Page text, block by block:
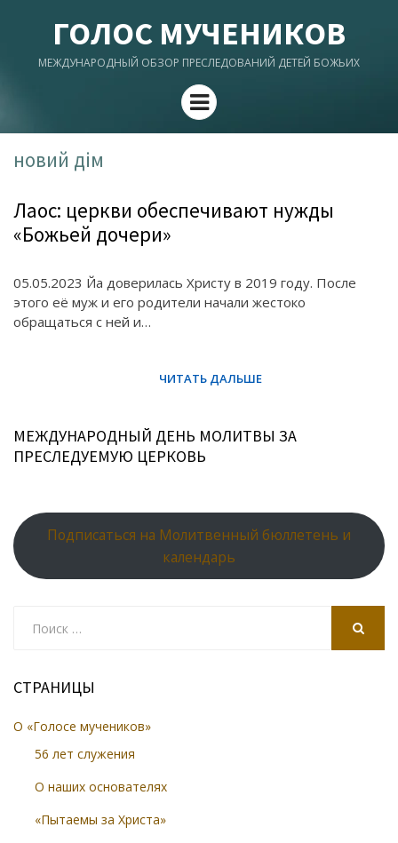
ГОЛОС МУЧЕНИКОВ
МЕЖДУНАРОДНЫЙ ОБЗОР ПРЕСЛЕДОВАНИЙ ДЕТЕЙ БОЖЬИХ
Menu
новий дім
Лаос: церкви обеспечивают нужды
«Божьей дочери»
05.05.2023 Йа доверилась Христу в 2019 году. После
этого её муж и его родители начали жестоко
обращаться с ней и…
МЕЖДУНАРОДНЫЙ ДЕНЬ МОЛИТВЫ ЗА
ПРЕСЛЕДУЕМУЮ ЦЕРКОВЬ
Подписаться на Молитвенный бюллетень и
календарь
СТРАНИЦЫ
О «Голосе мучеников»
56 лет служения
О наших основателях
«Пытаемы за Христа»